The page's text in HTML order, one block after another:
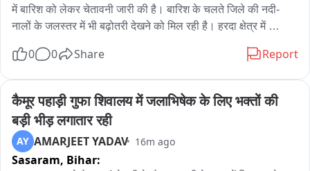
रिमांड पर भेजा गया आरोपी जांजगीर-चांपा और कोरबा जिले के रहने वाले हैं
आरोपियों में सत्यनारायण आदित्य निवासी किकिरदा तुषार सिंह राठौर
निवासी फरसवानी और मनोज कुमार मांझी निवासी चांपा शामिल हैं जांजगीर
में बारिश को लेकर चेतावनी जारी की है। बारिश के चलते जिले की नदी-
नालों के जलस्तर में भी बढ़ोतरी देखने को मिल रही है। हरदा क्षेत्र में
स्थित मंदिरों के आसपास पानी पहुंच गया है और छोट मंदिर पानी में डूबे नजर
विभाग की चेतावनी जारी की,
0 0 Share Report
कैमूर पहाड़ी गुफा शिवालय में जलाभिषेक के लिए भक्तों की
बड़ी भीड़ लगातार रही
AY AMARJEET YADAV 16m ago
Sasaram, Bihar: